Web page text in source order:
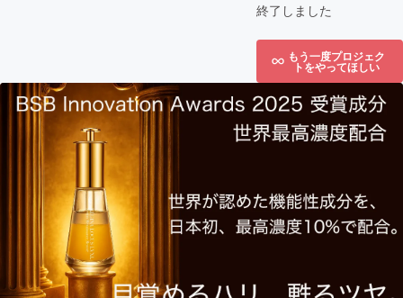
終了しました
もう一度プロジェク
トをやってほしい